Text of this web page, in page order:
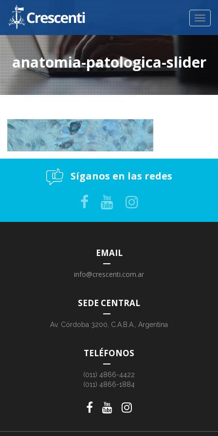
anatomia-patologica-slider
Síganos en las redes
EMAIL
info@crescenti.com.ar
SEDE CENTRAL
Av. Córdoba 3200, C.A.B.A., Argentina
TELÉFONOS
(011) 4866-4422
(011) 4866-1884